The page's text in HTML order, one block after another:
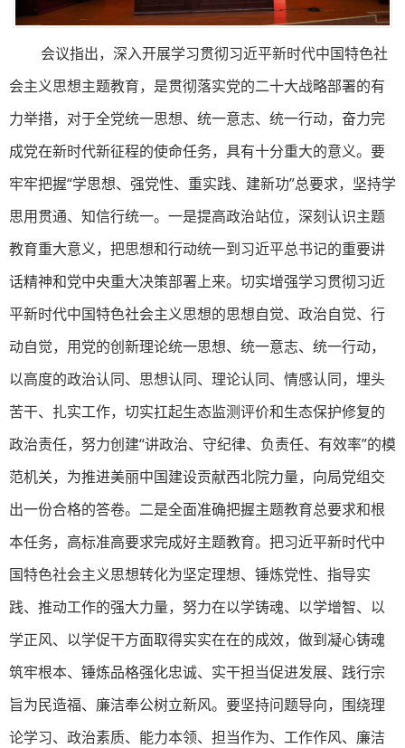
会议指出，深入开展学习贯彻习近平新时代中国特色社
会主义思想主题教育，是贯彻落实党的二十大战略部署的有
力举措，对于全党统一思想、统一意志、统一行动，奋力完
成党在新时代新征程的使命任务，具有十分重大的意义。要
牢牢把握“学思想、强党性、重实践、建新功”总要求，坚持学
思用贯通、知信行统一。一是提高政治站位，深刻认识主题
教育重大意义，把思想和行动统一到习近平总书记的重要讲
话精神和党中央重大决策部署上来。切实增强学习贯彻习近
平新时代中国特色社会主义思想的思想自觉、政治自觉、行
动自觉，用党的创新理论统一思想、统一意志、统一行动，
以高度的政治认同、思想认同、理论认同、情感认同，埋头
苦干、扎实工作，切实扛起生态监测评价和生态保护修复的
政治责任，努力创建“讲政治、守纪律、负责任、有效率”的模
范机关，为推进美丽中国建设贡献西北院力量，向局党组交
出一份合格的答卷。二是全面准确把握主题教育总要求和根
本任务，高标准高要求完成好主题教育。把习近平新时代中
国特色社会主义思想转化为坚定理想、锤炼党性、指导实
践、推动工作的强大力量，努力在以学铸魂、以学增智、以
学正风、以学促干方面取得实实在在的成效，做到凝心铸魂
筑牢根本、锤炼品格强化忠诚、实干担当促进发展、践行宗
旨为民造福、廉洁奉公树立新风。要坚持问题导向，围绕理
论学习、政治素质、能力本领、担当作为、工作作风、廉洁